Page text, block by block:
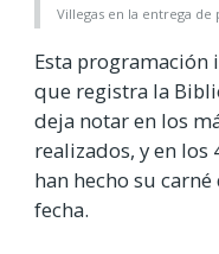
Villegas en la entrega de
Esta programación
que registra la
deja notar en los
realizados, y en los
han hecho su
fecha.